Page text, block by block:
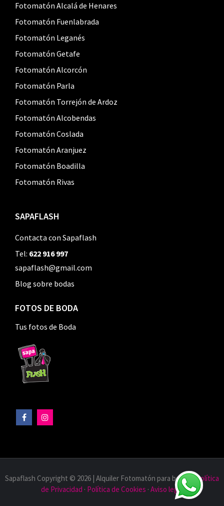
Fotomatón Alcalá de Henares
Fotomatón Fuenlabrada
Fotomatón Leganés
Fotomatón Getafe
Fotomatón Alcorcón
Fotomatón Parla
Fotomatón Torrejón de Ardoz
Fotomatón Alcobendas
Fotomatón Coslada
Fotomatón Aranjuez
Fotomatón Boadilla
Fotomatón Rivas
SAPAFLASH
Contacta con Sapaflash
Tel: 622 916 997
sapaflash@gmail.com
Blog sobre bodas
FOTOS DE BODA
Tus fotos de Boda
Sapaflash Copyright © 2026 | Alquiler Fotomatón para bodas |Política
de Privacidad · Política de Cookies · Aviso legal